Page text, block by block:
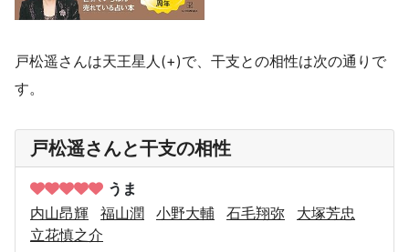
戸松遥さんは天王星人(+)で、干支との相性は次の通りで
す。
戸松遥さんと干支の相性
うま
内山昂輝
福山潤 小野大輔 石毛翔弥
大塚芳忠
立花慎之介